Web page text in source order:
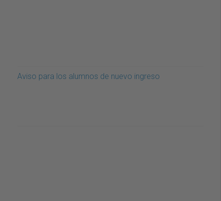
Aviso para los alumnos de nuevo ingreso